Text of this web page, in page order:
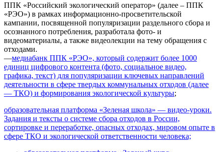
ППК «Российский экологический оператор» (далее – ППК
«РЭО») в рамках информационно-просветительской
кампании, посвященной популяризации раздельного сбора и
осознанного потребления, разработала фото- и
видеоматериалы, а также видеолекции на тему обращения с
отходами.
—медиабанк ППК «РЭО», который содержит более 1000
единиц цифрового контента (фото, социальное видео,
графика, текст) для популяризации ключевых направлений
деятельности в сфере твердых коммунальных отходов (далее
— ТКО) и формирования экологической культуры;
образовательная платформа «Зеленая школа» — видео-уроки.
Задания и тексты о системе сбора отходов в России,
сортировке и переработке, опасных отходах, мировом опыте в
сфере ТКО и экологической ответственности человека;